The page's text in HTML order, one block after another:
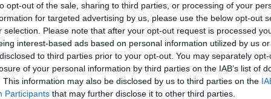
opt-out of the sale, sharing to third parties, or processing of your
for targeted advertising by us, please use the below opt-out
selection. Please note that after your opt-out request is processed
interest-based ads based on personal information utilized by us
to third parties prior to your opt-out. You may separately
of your personal information by third parties on the IAB’s list of
This information may also be disclosed by us to third parties on the
Participants that may further disclose it to other third parties.
GIOVEDÌ22 NOVEMBRE 2018 ORE 19:20
Serra, arrivano risorse per l'agricoltura
da parte del ministro Centinaio la possibilità di impegnare fondi
di sviluppo rurale sul recupero delle aree colpite dall'incendio